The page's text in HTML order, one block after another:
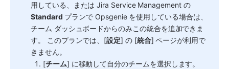
用している、または Jira Service Management の
Standard プランで Opsgenie を使用している場合は、
チーム ダッシュボードからのみこの統合を追加できま
す。 このプランでは、[設定] の [統合] ページが利用で
きません。
[チーム] に移動して自分のチームを選択します。